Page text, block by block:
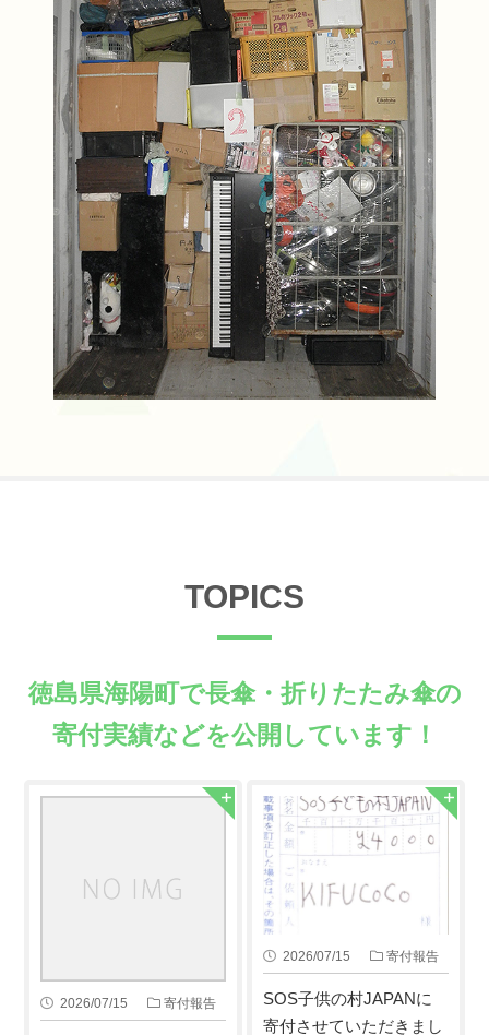
TOPICS
徳島県海陽町で長傘・折りたたみ傘の
寄付実績などを公開しています！
2026/07/15 寄付報告
2026/07/15 寄付報告
SOS子供の村JAPANに
寄付させていただきまし